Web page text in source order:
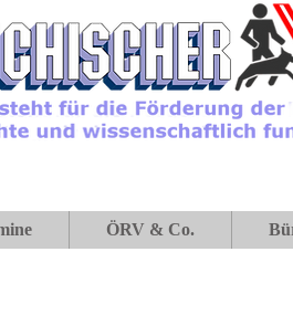
ÖRV & Co.